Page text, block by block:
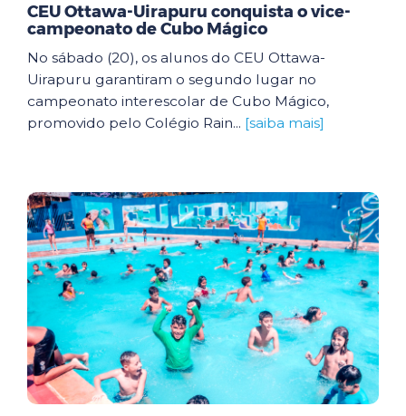
CEU Ottawa-Uirapuru conquista o vice-
campeonato de Cubo Mágico
No sábado (20), os alunos do CEU Ottawa-
Uirapuru garantiram o segundo lugar no
campeonato interescolar de Cubo Mágico,
promovido pelo Colégio Rain... [saiba mais]